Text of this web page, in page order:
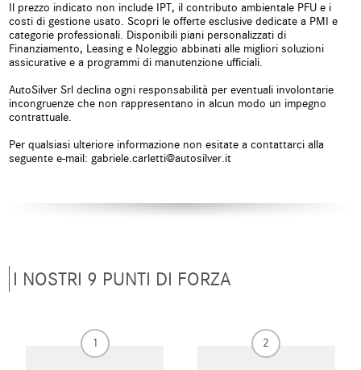
Controllo trazione Controllo vocale
Cruise Control ESP
antiabbagliamento
Hill holder Hotspot Wi-Fi
Luci diurne
pneumatici
Pneumatici estivi
Il prezzo indicato non include IPT, il contributo ambientale PFU e i
costi di gestione usato. Scopri le offerte esclusive dedicate a PMI e
categorie professionali. Disponibili piani personalizzati di
Finanziamento, Leasing e Noleggio abbinati alle migliori soluzioni
assicurative e a programmi di manutenzione ufficiali.
AutoSilver Srl declina ogni responsabilità per eventuali involontarie
incongruenze che non rappresentano in alcun modo un impegno
contrattuale.
Per qualsiasi ulteriore informazione non esitate a contattarci alla
seguente e-mail: gabriele.carletti@autosilver.it
I NOSTRI 9 PUNTI DI FORZA
1 2